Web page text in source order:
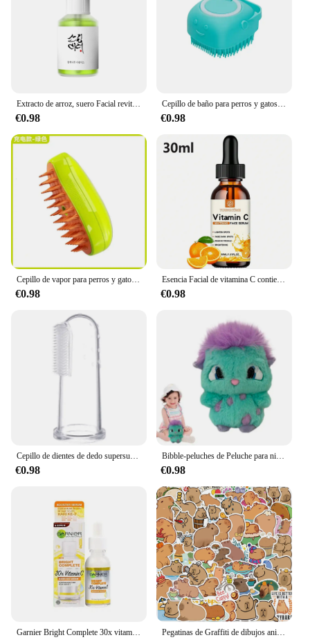
€0.98
Cepillo de baño para perros y gatos, dispensador de champú, silicona suave, cerdas de goma, herramienta de aseo para ducha
€0.98
Cepillo de vapor para perros y gatos, pulverizador eléctrico para masaje, herramienta de aseo para mascotas, 3 en 1 espray eléctrico, peines de masaje
€0.98
Esencia Facial de vitamina C contiene ácido hialurónico, eliminador de manchas oscuras, reparación hidratante, esencia antienvejecimiento, cuidado de la piel Facial, 30ml
€0.98
Cepillo de dientes de dedo supersuave para mascotas, herramienta de cuidado de dientes de sarro de mal aliento para perro y gato, limpieza de Silicagel, suministros para mascotas
€0.98
Bibble-peluches de Peluche para niños, muñecos de Peluche suaves de 2 piezas, 25cm, decoración de la habitación del hogar, regalo de cumpleaños
€0.98
Garnier Bright Complete 30x vitamina C niacinamida Booster suero blanqueamiento tono de piel esencia desvanecimiento acné marca productos de belleza 30ml Pegatinas de Graffiti de dibujos animados de animales de Capybara, 50 piezas, para teléfono, guitarra, portátil, cuaderno, Maleta, taza, impermeable, juguete para niños